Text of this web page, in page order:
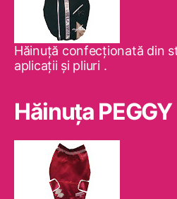
Hăinuţă confecţionată din
aplicaţii şi pliuri .
Hăinuţa PEGGY